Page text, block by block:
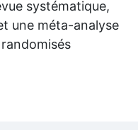
systématique,
une méta-analyse